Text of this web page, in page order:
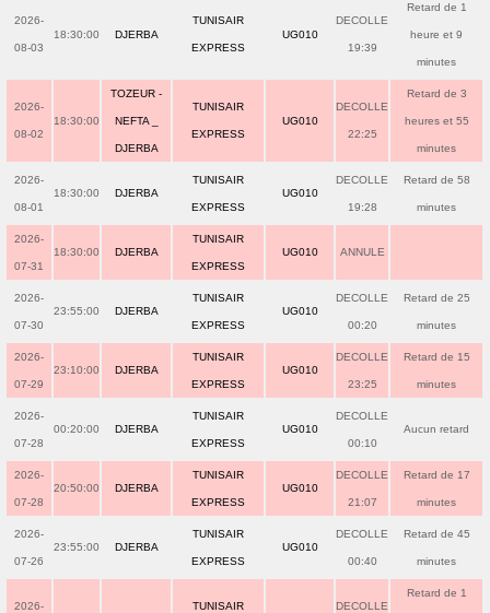
2026-
08-03
18:30:00 DJERBA
TUNISAIR
EXPRESS
UG010
DECOLLE
19:39
Retard de 1
heure et 9
minutes
2026-
08-02
18:30:00
TOZEUR -
NEFTA _
DJERBA
TUNISAIR
EXPRESS
UG010
DECOLLE
22:25
Retard de 3
heures et 55
minutes
2026-
08-01
18:30:00 DJERBA
TUNISAIR
EXPRESS
UG010
DECOLLE
19:28
Retard de 58
minutes
2026-
07-31
18:30:00 DJERBA
TUNISAIR
EXPRESS
UG010 ANNULE
2026-
07-30
23:55:00 DJERBA
TUNISAIR
EXPRESS
UG010
DECOLLE
00:20
Retard de 25
minutes
2026-
07-29
23:10:00 DJERBA
TUNISAIR
EXPRESS
UG010
DECOLLE
23:25
Retard de 15
minutes
2026-
07-28
00:20:00 DJERBA
TUNISAIR
EXPRESS
UG010
DECOLLE
00:10
Aucun retard
2026-
07-28
20:50:00 DJERBA
TUNISAIR
EXPRESS
UG010
DECOLLE
21:07
Retard de 17
minutes
2026-
07-26
23:55:00 DJERBA
TUNISAIR
EXPRESS
UG010
DECOLLE
00:40
Retard de 45
minutes
2026- TUNISAIR DECOLLE
Retard de 1